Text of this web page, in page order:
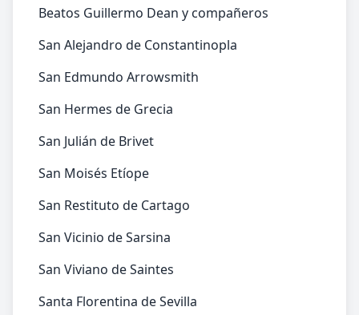
Beatos Guillermo Dean y compañeros
San Alejandro de Constantinopla
San Edmundo Arrowsmith
San Hermes de Grecia
San Julián de Brivet
San Moisés Etíope
San Restituto de Cartago
San Vicinio de Sarsina
San Viviano de Saintes
Santa Florentina de Sevilla